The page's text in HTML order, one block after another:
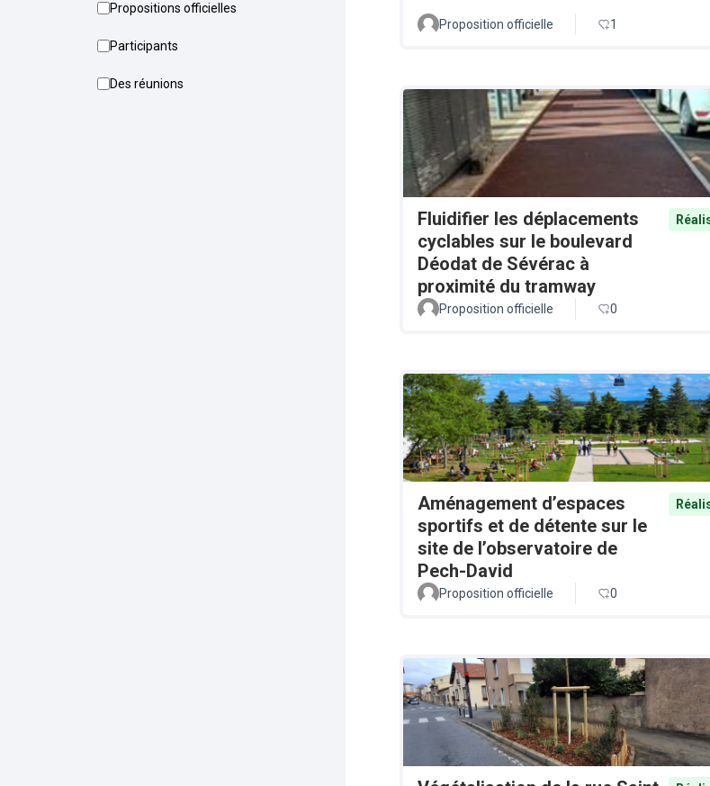
Propositions officielles
Participants
Des réunions
Proposition officielle 1
Fluidifier les déplacements
cyclables sur le boulevard
Déodat de Sévérac à
proximité du tramway
Proposition officielle 0
Aménagement d’espaces
sportifs et de détente sur le
site de l’observatoire de
Pech-David
Proposition officielle 0